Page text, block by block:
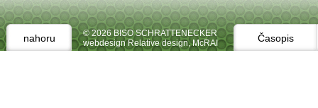
nahoru
© 2026 BISO SCHRATTENECKER
webdesign Relative design,McRAI Časopis